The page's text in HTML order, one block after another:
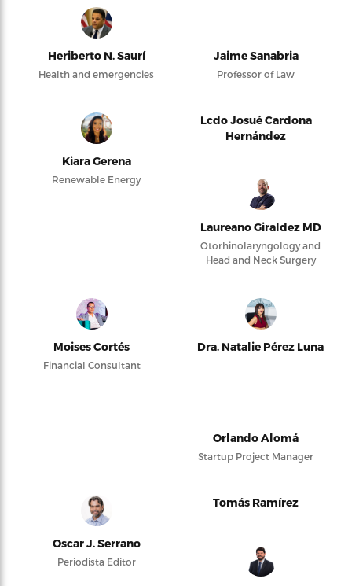
Heriberto N. Saurí
Health and emergencies
Jaime Sanabria
Professor of Law
Kiara Gerena
Renewable Energy
Lcdo Josué Cardona
Hernández
Laureano Giraldez MD
Otorhinolaryngology and
Head and Neck Surgery
Moises Cortés
Financial Consultant
Dra. Natalie Pérez Luna
Orlando Alomá
Startup Project Manager
Oscar J. Serrano
Periodista Editor
Tomás Ramírez